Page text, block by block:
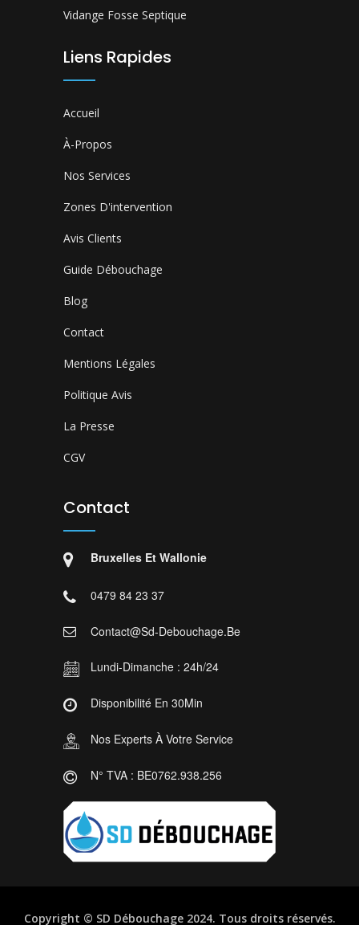
Vidange Fosse Septique
Liens Rapides
Accueil
À-Propos
Nos Services
Zones D'intervention
Avis Clients
Guide Débouchage
Blog
Contact
Mentions Légales
Politique Avis
La Presse
CGV
Contact
Bruxelles Et Wallonie
0479 84 23 37
Contact@sd-Debouchage.be
Lundi-Dimanche : 24h/24
Disponibilité En 30Min
Nos Experts À Votre Service
N° TVA : BE0762.938.256
Copyright © SD Débouchage2024. Tous droits réservés.